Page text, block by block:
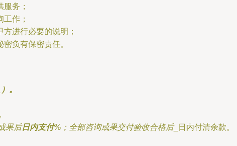
务；
作；
进行必要的说明；
负有保密责任。
_）。
果后日内支付%；全部咨询成果交付验收合格后_日内付清余款。